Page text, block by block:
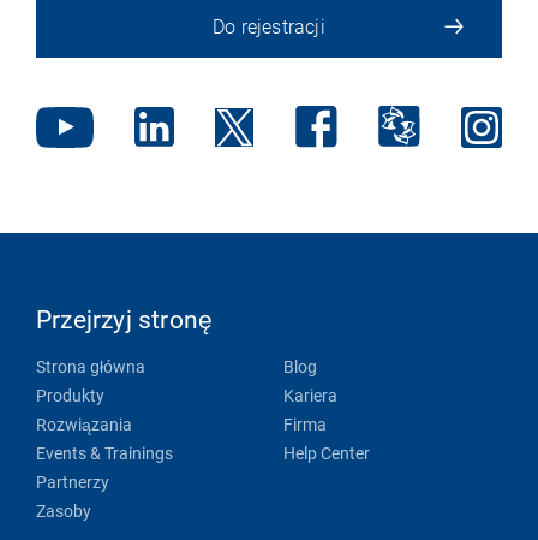
Do rejestracji
Przejrzyj stronę
Strona główna
Produkty
Rozwiązania
Events & Trainings
Partnerzy
Zasoby
Blog
Kariera
Firma
Help Center